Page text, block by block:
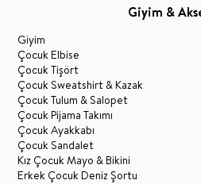
Giyim &
Giyim
Çocuk Elbise
Çocuk Tişört
Çocuk Sweatshirt & Kazak
Çocuk Tulum & Salopet
Çocuk Pijama Takımı
Çocuk Ayakkabı
Çocuk Sandalet
Kız Çocuk Mayo & Bikini
Erkek Çocuk Deniz Şortu